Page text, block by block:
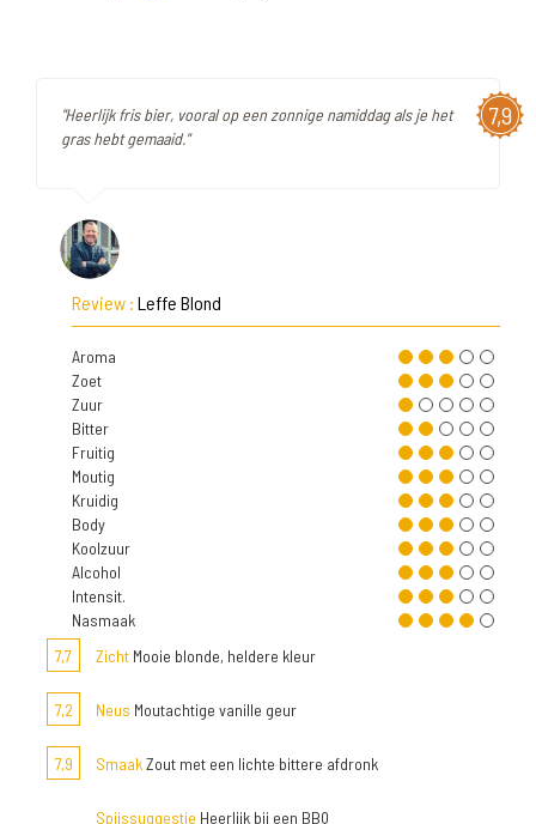
7,9
"Heerlijk fris bier, vooral op een zonnige namiddag als je het
gras hebt gemaaid."
Review : Leffe Blond
Aroma
Zoet
Zuur
Bitter
Fruitig
Moutig
Kruidig
Body
Koolzuur
Alcohol
Intensit.
Nasmaak
7,7
Zicht Mooie blonde, heldere kleur
7,2 Neus Moutachtige vanille geur
7,9 SmaakZout met een lichte bittere afdronk
Spijssuggestie Heerlijk bij een BBQ